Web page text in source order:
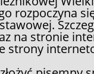
rozpoczyna
na stronie
strony